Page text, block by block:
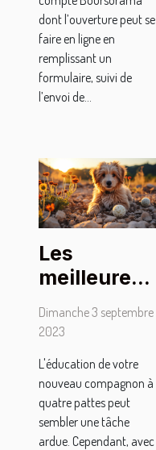
dont l’ouverture peut se
faire en ligne en
remplissant un
formulaire, suivi de
l’envoi de...
Les
meilleures
méthodes
pour
un chiot
Dimanche 3 septembre
2023
L'éducation de votre
nouveau compagnon à
quatre pattes peut
sembler une tâche
ardue. Cependant, avec